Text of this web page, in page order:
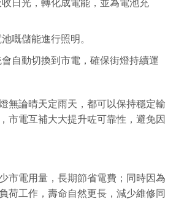
嘅儲能進行照明。
自動切換到市電，確保街燈持續運
無論晴天定雨天，都可以保持穩定輸
市電互補大大提升咗可靠性，避免因
市電用量，長期節省電費；同時因為
荷工作，壽命自然更長，減少維修同